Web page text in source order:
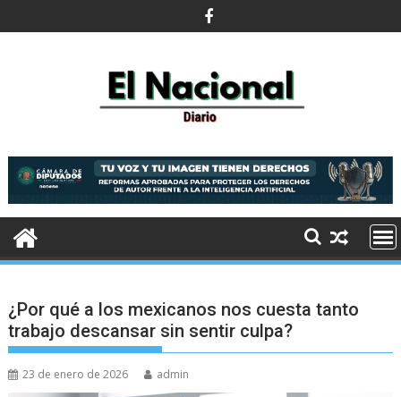
al
¿Por qué a los mexicanos nos cuesta tanto
trabajo descansar sin sentir culpa?
23 de enero de 2026 admin